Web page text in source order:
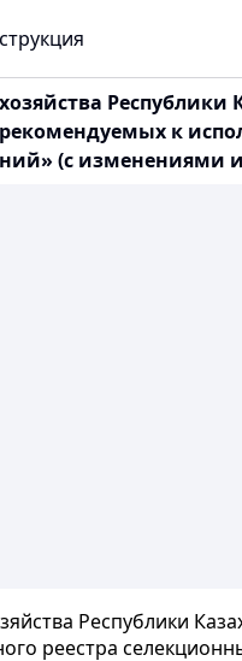
Республики
к
(с изменениями
Республики
реестра